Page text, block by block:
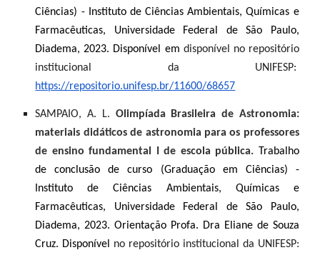
Ciências) - Instituto de Ciências Ambientais, Químicas e
Farmacêuticas, Universidade Federal de São Paulo,
Diadema, 2023. Disponível em disponível no repositório
institucional da UNIFESP:
https://repositorio.unifesp.br/11600/68657
SAMPAIO, A. L. Olimpíada Brasileira de Astronomia:
materiais didáticos de astronomia para os professores
de ensino fundamental I de escola pública. Trabalho
de conclusão de curso (Graduação em Ciências) -
Instituto de Ciências Ambientais, Químicas e
Farmacêuticas, Universidade Federal de São Paulo,
Diadema, 2023. Orientação Profa. Dra Eliane de Souza
Cruz. Disponível no repositório institucional da UNIFESP: